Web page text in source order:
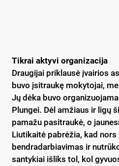
Tikrai aktyvi organizacija
Draugijai priklausė įvairios
buvo įsitraukę mokytojai,
Jų dėka buvo
Plungei. Dėl amžiaus ir ligų
pamažu pasitraukė, o
Liutikaitė pabrėžia, kad
bendradarbiavimas ir
santykiai išliks tol, kol